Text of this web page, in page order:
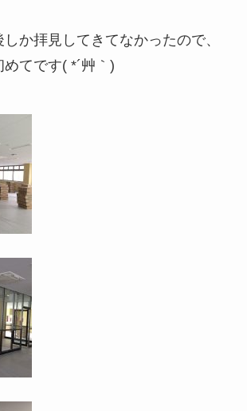
か拝見してきてなかったので、
てです( *´艸｀)